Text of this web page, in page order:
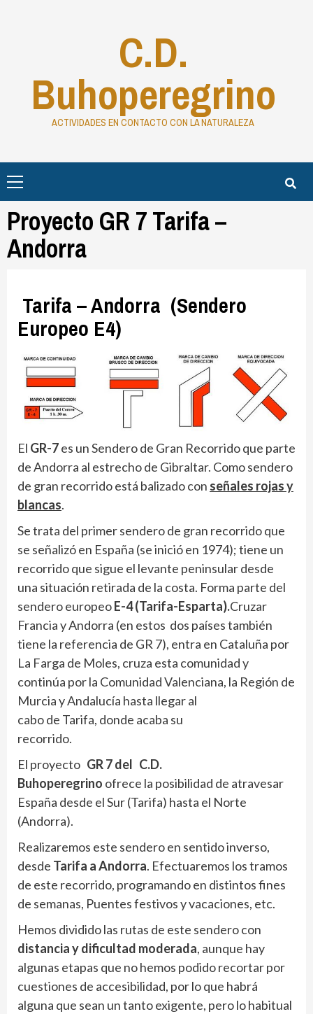
C.D.
Buhoperegrino
ACTIVIDADES EN CONTACTO CON LA NATURALEZA
Proyecto GR 7 Tarifa –
Andorra
Tarifa – Andorra (Sendero
Europeo E4)
El GR-7es un Sendero de Gran Recorrido que parte
de Andorra al estrecho de Gibraltar. Como sendero
de gran recorrido está balizado con señales rojas y
blancas.
Se trata del primer sendero de gran recorrido que
se señalizó en España (se inició en 1974); tiene un
recorrido que sigue el levante peninsular desde
una situación retirada de la costa. Forma parte del
sendero europeoE-4 (Tarifa-Esparta).Cruzar
Francia y Andorra (en estos dos países también
tiene la referencia de GR 7), entra en Cataluña por
La Farga de Moles, cruza esta comunidad y
continúa por la Comunidad Valenciana, la Región de
Murcia yAndalucía hasta llegar al
cabo de Tarifa, donde acaba su
recorrido.
El proyecto GR 7 del C.D.
Buhoperegrino ofrece la posibilidad de atravesar
España desde el Sur (Tarifa) hasta el Norte
(Andorra).
Realizaremos este sendero en sentido inverso,
desde Tarifa a Andorra. Efectuaremos los tramos
de este recorrido, programando en distintos fines
de semanas, Puentes festivos y vacaciones, etc.
Hemos dividido las rutas de este sendero con
distancia y dificultad moderada, aunque hay
algunas etapas que no hemos podido recortar por
cuestiones de accesibilidad, por lo que habrá
alguna que sean un tanto exigente, pero lo habitual